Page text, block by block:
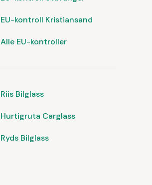
EU-kontroll Kristiansand
Alle EU-kontroller
Riis Bilglass
Hurtigruta Carglass
Ryds Bilglass